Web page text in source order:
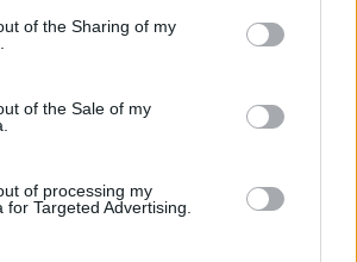
of the Sharing of my
of the Sale of my
of processing my
for Targeted Advertising.
που δημοσίευσαν ήδη από τα
RSF.